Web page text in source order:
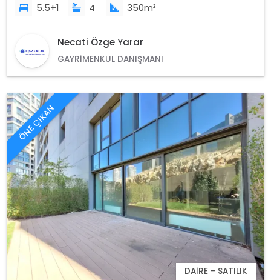
5.5+1 4 350m²
Necati Özge Yarar
GAYRIMENKUL DANIŞMANI
ÖNE ÇIKAN
DAIRE - SATILIK